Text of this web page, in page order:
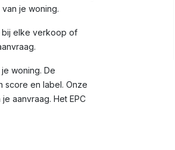
je woning.
bij elke verkoop of
woning. De
score en label. Onze
aanvraag. Het EPC